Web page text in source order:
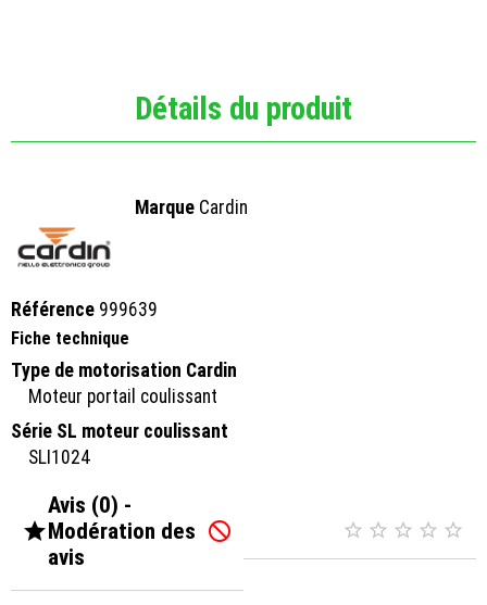
Détails du produit
Marque Cardin
Référence 999639
Fiche technique
Type de motorisation Cardin
Moteur portail coulissant
Série SL moteur coulissant
SLI1024

Avis (0) -
Modération des
avis
     